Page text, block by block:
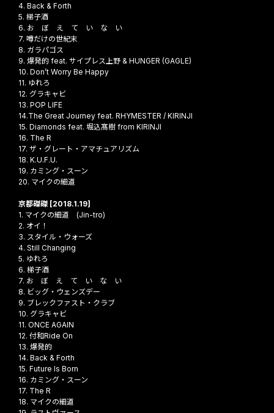
4. Back & Forth
5. 梯子酒
6. お ぼ え て い な い
7. 噂だけの世紀末
8. ガラパゴス
9. 爆発的 feat. サイプレス上野 & HUNGER (GAGLE)
10. Don’t Worry Be Happy
11. ゆれろ
12. グラキャビ
13. POP LIFE
14.The Great Journey feat. RHYMESTER / KIRINJI
15. Diamonds feat. 堀込髙樹 from KIRINJI
16. The R
17. ザ・グレート・アマチュアリズム
18. K.U.F.U.
19. カミング・スーン
20. マイクの細道
京都磔磔 [2018.1.19]
1. マイクの細道 (Jin-tro)
2. オイ！
3. スタイル・ウォーズ
4. Still Changing
5. ゆれろ
6. 梯子酒
7. お ぼ え て い な い
8. ビッグ・ウェンズデー
9. ブレックファスト・クラブ
10. グラキャビ
11. ONCE AGAIN
12. 付和Ride On
13. 爆発的
14. Back & Forth
15. Future Is Born
16. カミング・スーン
17. The R
18. マイクの細道